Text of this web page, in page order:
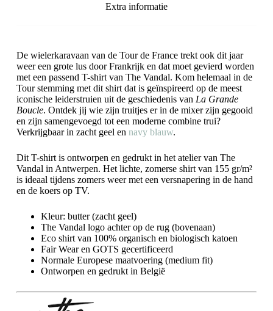
Extra informatie
De wielerkaravaan van de Tour de France trekt ook dit jaar
weer een grote lus door Frankrijk en dat moet gevierd worden
met een passend T-shirt van The Vandal. Kom helemaal in de
Tour stemming met dit shirt dat is geïnspireerd op de meest
iconische leiderstruien uit de geschiedenis van La Grande
Boucle. Ontdek jij wie zijn truitjes er in de mixer zijn gegooid
en zijn samengevoegd tot een moderne combine trui?
Verkrijgbaar in zacht geel en navy blauw.
Dit T-shirt is ontworpen en gedrukt in het atelier van The
Vandal in Antwerpen. Het lichte, zomerse shirt van 155 gr/m²
is ideaal tijdens zomers weer met een versnapering in de hand
en de koers op TV.
Kleur: butter (zacht geel)
The Vandal logo achter op de rug (bovenaan)
Eco shirt van 100% organisch en biologisch katoen
Fair Wear en GOTS gecertificeerd
Normale Europese maatvoering (medium fit)
Ontworpen en gedrukt in België